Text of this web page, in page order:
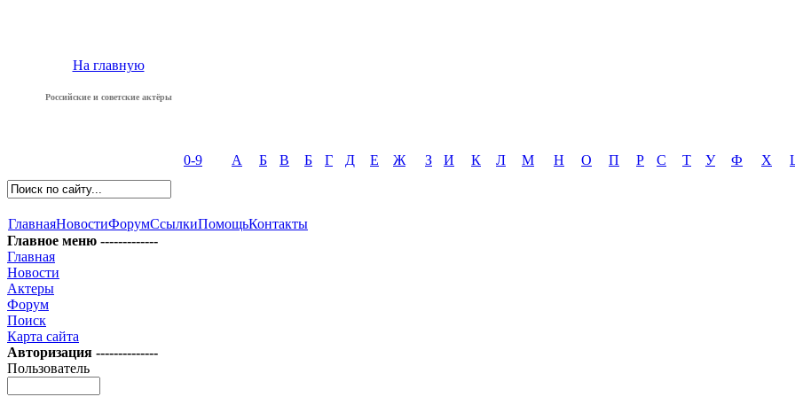
На главную
Российские и советские актёры
0-9 А Б В Б Г Д Е Ж З И К Л М Н О П Р С Т У Ф Х
ГлавнаяНовостиФорумСсылкиПомощьКонтакты
Главное меню -------------
Главная
Новости
Актеры
Форум
Поиск
Карта сайта
Авторизация --------------
Пользователь